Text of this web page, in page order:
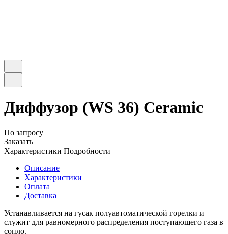
Диффузор (WS 36) Ceramic
По запросу
Заказать
Характеристики Подробности
Описание
Характеристики
Оплата
Доставка
Устанавливается на гусак полуавтоматической горелки и
служит для равномерного распределения поступающего газа в
сопло.